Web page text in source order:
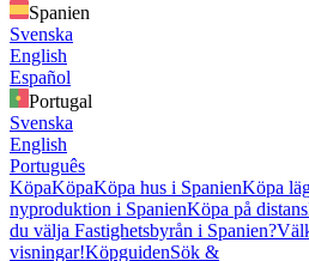
Spanien
Svenska
English
Español
Portugal
Svenska
English
Português
KöpaKöpaKöpa hus i SpanienKöpa
nyproduktion i SpanienKöpa på distans
du välja Fastighetsbyrån i Spanien?
visningar!KöpguidenSök &